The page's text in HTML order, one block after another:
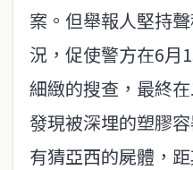
案。但舉報人堅持
況，促使警方在6月
細緻的搜查，最終
發現被深埋的塑膠
有猜亞西的屍體，